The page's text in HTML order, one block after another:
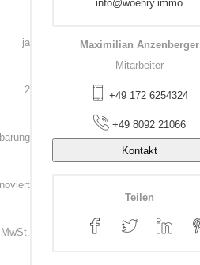
ja
2
info@woehry.immo
Maximilian Anzenberger
Mitarbeiter
+49 172 6254324
+49 8092 21066
Kontakt
Teilen